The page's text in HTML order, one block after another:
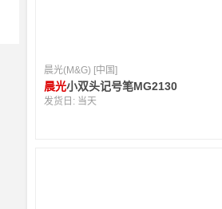
晨光(M&G) [中国]
晨光小双头记号笔MG2130
发货日: 当天